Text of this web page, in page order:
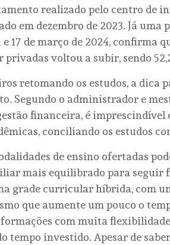
realizado pelo centro de
em dezembro de 2023. Já
e 17 de março de 2024, confirma
voltou a subir, sendo
retomando os estudos, a
Segundo o administrador e
financeira, é
conciliando os estudos
de ensino ofertadas
mais equilibrado para seguir
grade curricular híbrida, com
que aumente um pouco o
formações com muita
tempo investido. Apesar de